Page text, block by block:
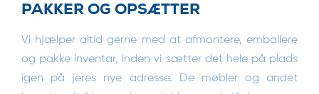
PAKKER OG OPSÆTTER
Vi hjælper altid gerne med at afmontere, emballere
og pakke inventar, inden vi sætter det hele på plads
igen på jeres nye adresse. De møbler og andet